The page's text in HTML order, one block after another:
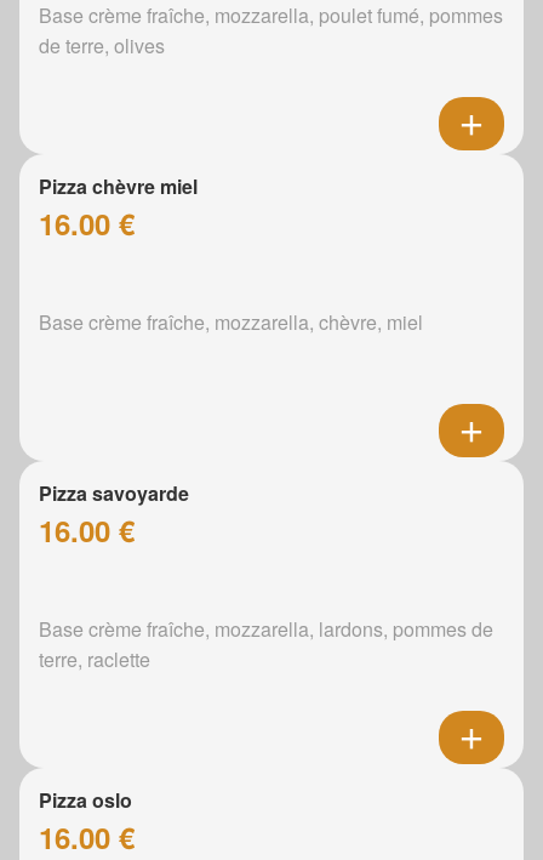
Base crème fraîche, mozzarella, poulet fumé, pommes
de terre, olives
Pizza chèvre miel
16.00 €
Base crème fraîche, mozzarella, chèvre, miel
Pizza savoyarde
16.00 €
Base crème fraîche, mozzarella, lardons, pommes de
terre, raclette
Pizza oslo
16.00 €